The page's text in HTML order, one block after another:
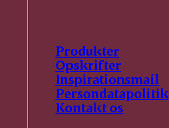
Produkter
Opskrifter
Inspirationsmail
Persondatapolitik
Kontakt os